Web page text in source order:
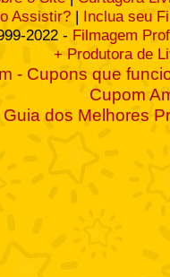
Assistir? | Inclua seu
2022 - Filmagem
+ Produtora de
- Cupons que
Cupom
Guia dos Melhores